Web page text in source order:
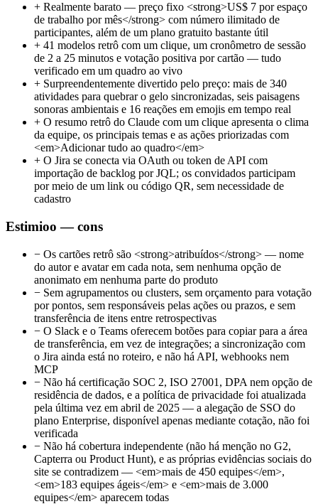
+ Realmente barato — preço fixo <strong>US$ 7 por espaço
de trabalho por mês</strong> com número ilimitado de
participantes, além de um plano gratuito bastante útil
+ 41 modelos retrô com um clique, um cronômetro de sessão
de 2 a 25 minutos e votação positiva por cartão — tudo
verificado em um quadro ao vivo
+ Surpreendentemente divertido pelo preço: mais de 340
atividades para quebrar o gelo sincronizadas, seis paisagens
sonoras ambientais e 16 reações em emojis em tempo real
+ O resumo retrô do Claude com um clique apresenta o clima
da equipe, os principais temas e as ações priorizadas com
<em>Adicionar tudo ao quadro</em>
+ O Jira se conecta via OAuth ou token de API com
importação de backlog por JQL; os convidados participam
por meio de um link ou código QR, sem necessidade de
cadastro
Estimioo — cons
− Os cartões retrô são <strong>atribuídos</strong> — nome
do autor e avatar em cada nota, sem nenhuma opção de
anonimato em nenhuma parte do produto
− Sem agrupamentos ou clusters, sem orçamento para votação
por pontos, sem responsáveis pelas ações ou prazos, e sem
transferência de itens entre retrospectivas
− O Slack e o Teams oferecem botões para copiar para a área
de transferência, em vez de integrações; a sincronização com
o Jira ainda está no roteiro, e não há API, webhooks nem
MCP
− Não há certificação SOC 2, ISO 27001, DPA nem opção de
residência de dados, e a política de privacidade foi atualizada
pela última vez em abril de 2025 — a alegação de SSO do
plano Enterprise, disponível apenas mediante cotação, não foi
verificada
− Não há cobertura independente (não há menção no G2,
Capterra ou Product Hunt), e as próprias evidências sociais do
site se contradizem — <em>mais de 450 equipes</em>,
<em>183 equipes ágeis</em> e <em>mais de 3.000
equipes</em> aparecem todas